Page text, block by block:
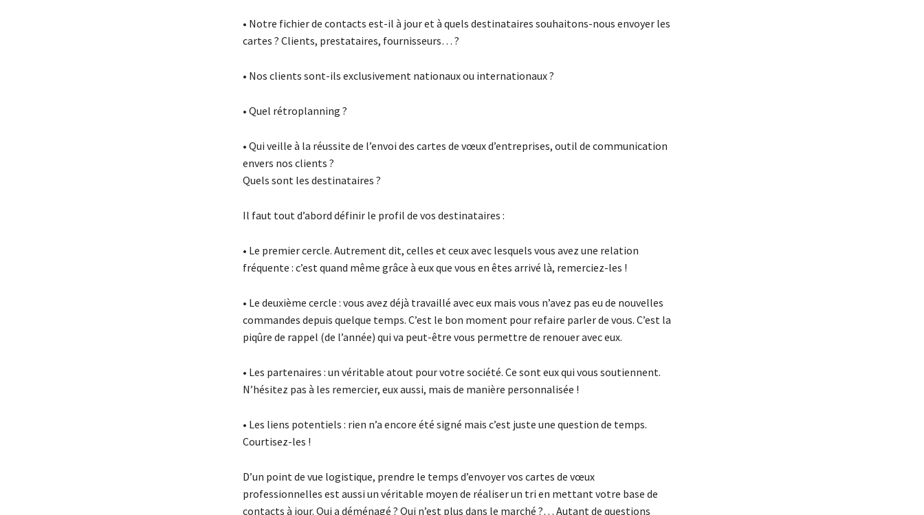
• Notre fichier de contacts est-il à jour et à quels destinataires souhaitons-nous envoyer les
cartes ? Clients, prestataires, fournisseurs… ?
• Nos clients sont-ils exclusivement nationaux ou internationaux ?
• Quel rétroplanning ?
• Qui veille à la réussite de l’envoi des cartes de vœux d’entreprises, outil de communication
envers nos clients ?
Quels sont les destinataires ?
Il faut tout d’abord définir le profil de vos destinataires :
• Le premier cercle. Autrement dit, celles et ceux avec lesquels vous avez une relation
fréquente : c’est quand même grâce à eux que vous en êtes arrivé là, remerciez-les !
• Le deuxième cercle : vous avez déjà travaillé avec eux mais vous n’avez pas eu de nouvelles
commandes depuis quelque temps. C’est le bon moment pour refaire parler de vous. C’est la
piqûre de rappel (de l’année) qui va peut-être vous permettre de renouer avec eux.
• Les partenaires : un véritable atout pour votre société. Ce sont eux qui vous soutiennent.
N’hésitez pas à les remercier, eux aussi, mais de manière personnalisée !
• Les liens potentiels : rien n’a encore été signé mais c’est juste une question de temps.
Courtisez-les !
D’un point de vue logistique, prendre le temps d’envoyer vos cartes de vœux
professionnelles est aussi un véritable moyen de réaliser un tri en mettant votre base de
contacts à jour. Qui a déménagé ? Qui n’est plus dans le marché ?… Autant de questions